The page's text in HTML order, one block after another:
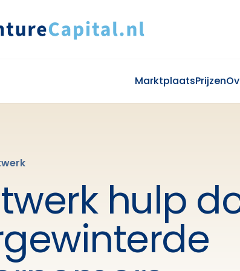
MarktplaatsPrijzen
hulp